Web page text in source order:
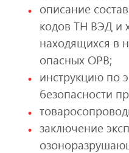
описание
кодов ТН ВЭД и
находящихся в
опасных ОРВ;
инструкцию по
безопасности
заключение